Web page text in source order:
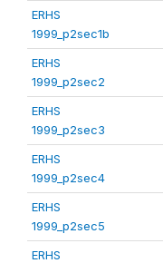
ERHS
1999_p2sec1b
ERHS
1999_p2sec2
ERHS
1999_p2sec3
ERHS
1999_p2sec4
ERHS
1999_p2sec5
ERHS